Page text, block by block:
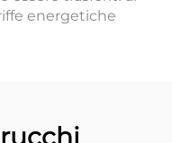
energetiche